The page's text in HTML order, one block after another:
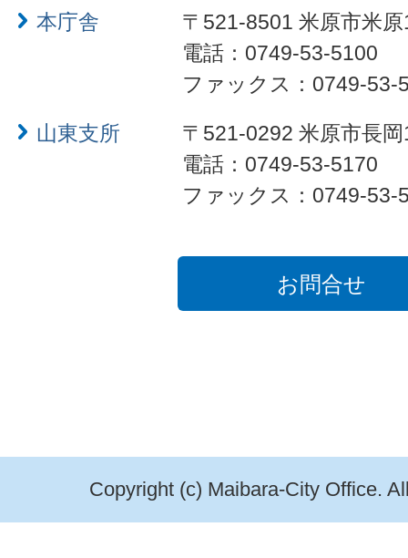
本庁舎
〒521-8501 米原市米
電話：0749-53-5100
ファックス：0749-53-
山東支所
〒521-0292 米原市長
電話：0749-53-5170
ファックス：0749-53-
お問合せ
Copyright (c) Maibara-City Office.